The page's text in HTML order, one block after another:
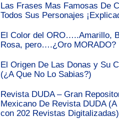
Las Frases Mas Famosas De
Todos Sus Personajes
El Color del ORO…..Amarillo,
Rosa, pero….¿Oro MORADO?
El Origen De Las Donas y Su
(¿A Que No Lo Sabias?)
Revista DUDA – Gran
Mexicano De Revista DUDA (A
con 202 Revistas Digitalizadas)